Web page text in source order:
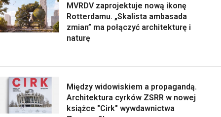
MVRDV zaprojektuje nową ikonę
Rotterdamu. „Skalista ambasada
zmian” ma połączyć architekturę i
naturę
Między widowiskiem a propagandą.
Architektura cyrków ZSRR w nowej
książce "Cirk" wywdawnictwa